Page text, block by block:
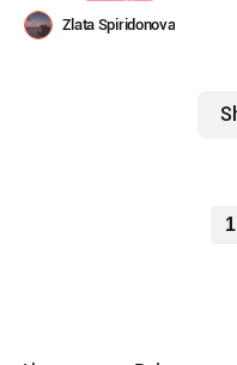
Zlata Spiridonova
1